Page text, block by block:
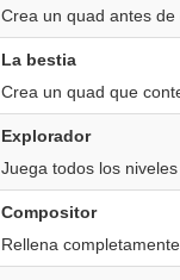
Crea un quad antes
La bestia
Crea un quad que
Explorador
Juega todos los
Compositor
Rellena